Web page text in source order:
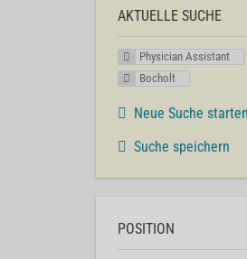
AKTUELLE SUCHE
Physician Assistant
Bocholt
Neue Suche starten
Suche speichern
POSITION